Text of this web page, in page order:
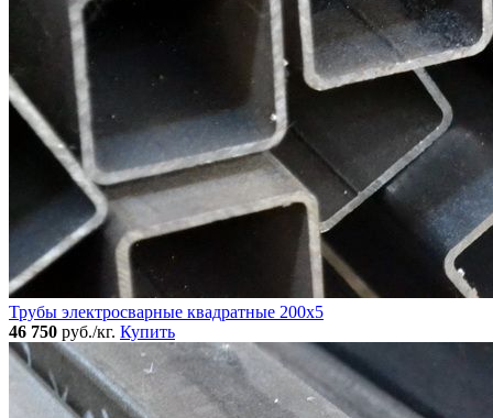
Трубы электросварные квадратные 200x5
46 750 руб./кг. Купить